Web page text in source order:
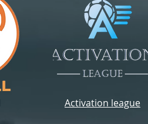
Activation league